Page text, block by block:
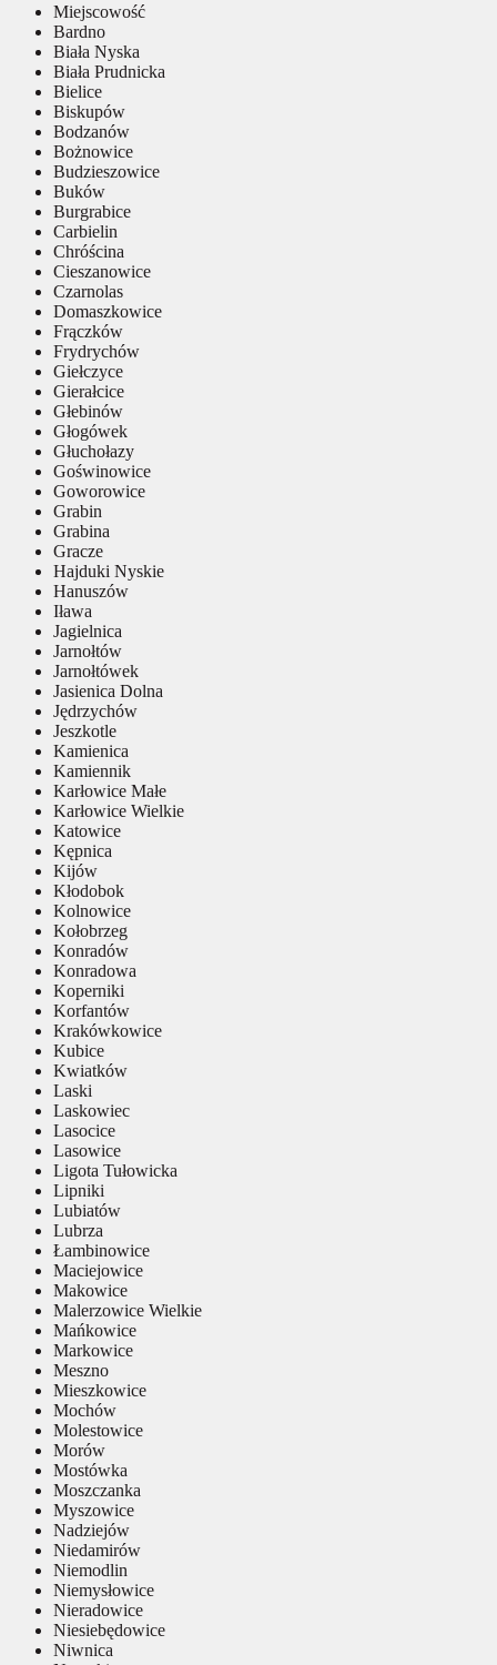
Miejscowość
Bardno
Biała Nyska
Biała Prudnicka
Bielice
Biskupów
Bodzanów
Bożnowice
Budzieszowice
Buków
Burgrabice
Carbielin
Chróścina
Cieszanowice
Czarnolas
Domaszkowice
Frączków
Frydrychów
Giełczyce
Gierałcice
Głebinów
Głogówek
Głuchołazy
Goświnowice
Goworowice
Grabin
Grabina
Gracze
Hajduki Nyskie
Hanuszów
Iława
Jagielnica
Jarnołtów
Jarnołtówek
Jasienica Dolna
Jędrzychów
Jeszkotle
Kamienica
Kamiennik
Karłowice Małe
Karłowice Wielkie
Katowice
Kępnica
Kijów
Kłodobok
Kolnowice
Kołobrzeg
Konradów
Konradowa
Koperniki
Korfantów
Krakówkowice
Kubice
Kwiatków
Laski
Laskowiec
Lasocice
Lasowice
Ligota Tułowicka
Lipniki
Lubiatów
Lubrza
Łambinowice
Maciejowice
Makowice
Malerzowice Wielkie
Mańkowice
Markowice
Meszno
Mieszkowice
Mochów
Molestowice
Morów
Mostówka
Moszczanka
Myszowice
Nadziejów
Niedamirów
Niemodlin
Niemysłowice
Nieradowice
Niesiebędowice
Niwnica